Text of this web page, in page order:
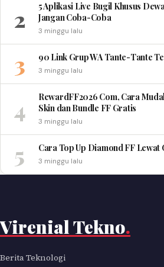
2
5 Aplikasi Live Bugil Khusus
Jangan Coba-Coba
3 minggu lalu
3 90 Link Grup WA Tante-Tante
3 minggu lalu
4
RewardFF2026 Com, Cara
Skin dan Bundle FF Gratis
3 minggu lalu
5 Cara Top Up Diamond FF Lewat
3 minggu lalu
Virenial Tekno.
Berita Teknologi